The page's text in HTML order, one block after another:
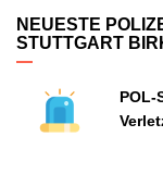
NEUESTE
STUTTGART
POL-